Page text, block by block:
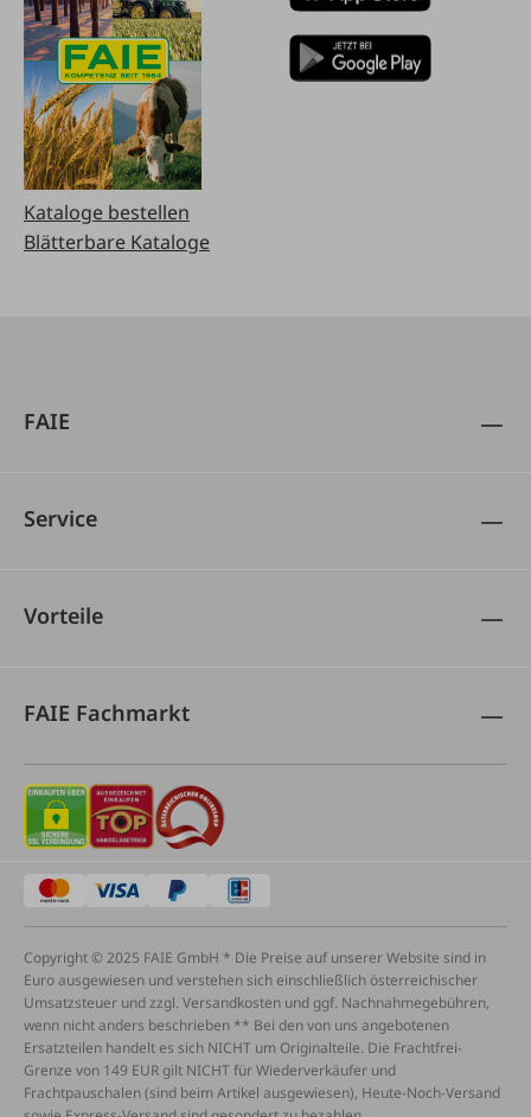
Kataloge bestellen
Blätterbare Kataloge
FAIE
Service
Vorteile
FAIE Fachmarkt
Copyright © 2025 FAIE GmbH * Die Preise auf unserer Website sind in
Euro ausgewiesen und verstehen sich einschließlich österreichischer
Umsatzsteuer und zzgl. Versandkosten und ggf. Nachnahmegebühren,
wenn nicht anders beschrieben ** Bei den von uns angebotenen
Ersatzteilen handelt es sich NICHT um Originalteile. Die Frachtfrei-
Grenze von 149 EUR gilt NICHT für Wiederverkäufer und
Frachtpauschalen (sind beim Artikel ausgewiesen), Heute-Noch-Versand